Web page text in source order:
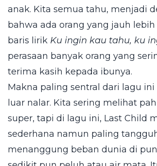
anak. Kita semua tahu, menjadi
bahwa ada orang yang jauh
baris lirik Ku ingin kau tahu, ku
perasaan banyak orang yang
terima kasih kepada ibunya.
Makna paling sentral dari lagu
luar nalar. Kita sering melihat
super, tapi di lagu ini, Last Child
sederhana namun paling
menanggung beban dunia di